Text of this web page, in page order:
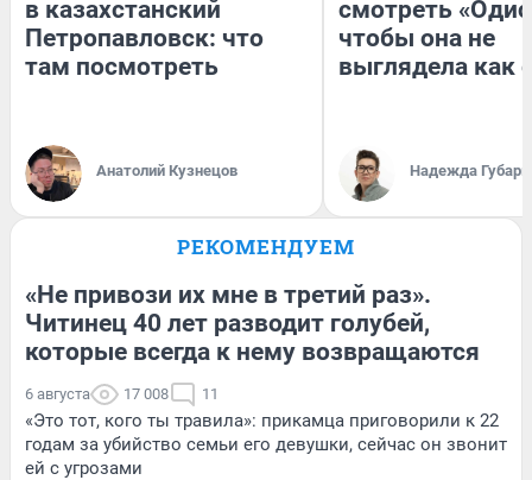
в казахстанский
Петропавловск: что
там посмотреть
Анатолий Кузнецов
смотреть
чтобы она не
выглядела как
Надежда Губарь
РЕКОМЕНДУЕМ
«Не привози их мне в третий раз».
Читинец 40 лет разводит голубей,
которые всегда к нему возвращаются
6 августа 17 008 11
«Это тот, кого ты травила»: прикамца приговорили к 22
годам за убийство семьи его девушки, сейчас он звонит
ей с угрозами